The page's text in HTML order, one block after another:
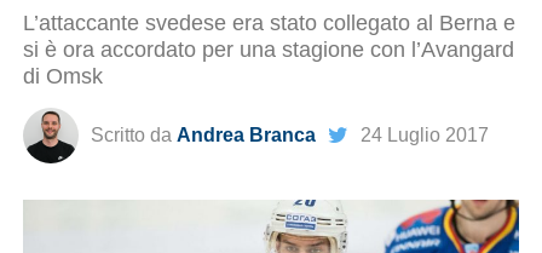
L’attaccante svedese era stato collegato al Berna e
si è ora accordato per una stagione con l’Avangard
di Omsk
Scritto da Andrea Branca 24 Luglio 2017